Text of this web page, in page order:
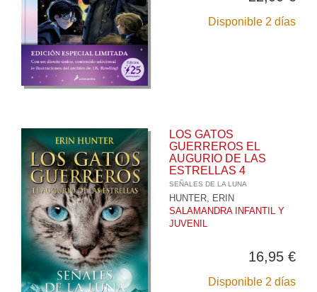
Disponible 2 días
LOS GATOS
GUERREROS EL
AUGURIO DE LAS
ESTRELLAS 4
SEÑALES DE LA LUNA
HUNTER, ERIN
SALAMANDRA INFANTIL Y
JUVENIL
16,95 €
Disponible 2 días